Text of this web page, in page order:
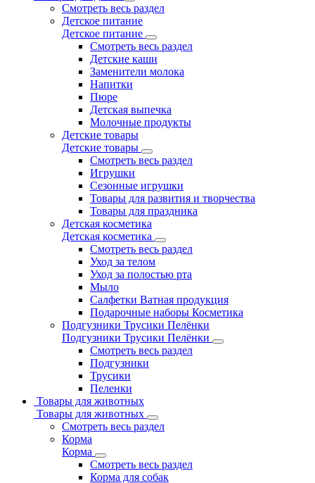
Смотреть весь раздел
Детское питание
Детское питание
Смотреть весь раздел
Детские каши
Заменители молока
Напитки
Пюре
Детская выпечка
Молочные продукты
Детские товары
Детские товары
Смотреть весь раздел
Игрушки
Сезонные игрушки
Товары для развития и творчества
Товары для праздника
Детская косметика
Детская косметика
Смотреть весь раздел
Уход за телом
Уход за полостью рта
Мыло
Салфетки Ватная продукция
Подарочные наборы Косметика
Подгузники Трусики Пелёнки
Подгузники Трусики Пелёнки
Смотреть весь раздел
Подгузники
Трусики
Пеленки
Товары для животных
Товары для животных
Смотреть весь раздел
Корма
Корма
Смотреть весь раздел
Корма для собак